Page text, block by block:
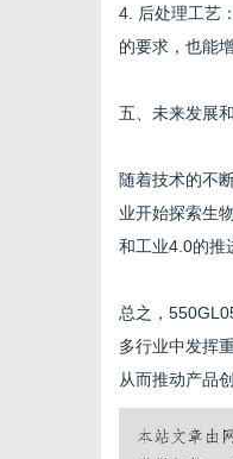
4. 后处理工艺
的要求，也能
五、未来发展
随着技术的不
业开始探索生
和工业4.0的推
总之，
多行业中发挥
从而推动产品